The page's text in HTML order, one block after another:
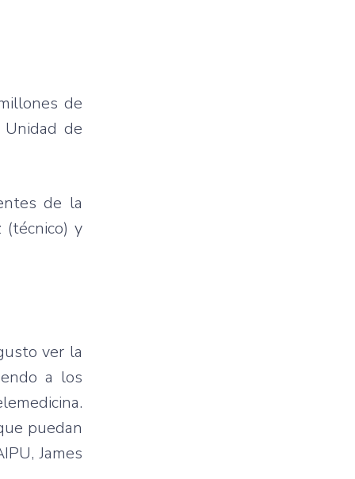
de
de
de la
(técnico) y
ver la
a los
puedan
James